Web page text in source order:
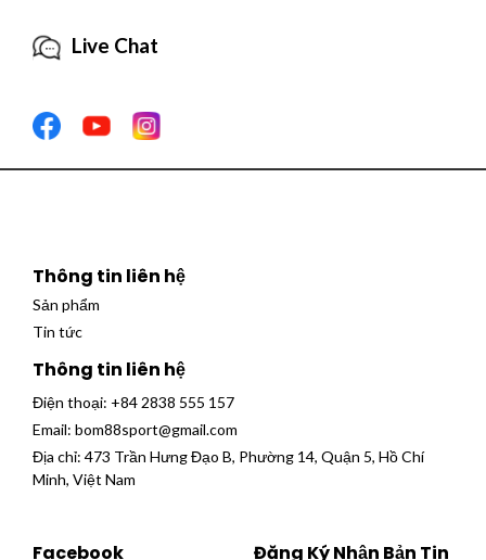
Live Chat
Thông tin liên hệ
Sản phẩm
Tin tức
Thông tin liên hệ
Điện thoại: +84 2838 555 157
Email: bom88sport@gmail.com
Địa chỉ: 473 Trần Hưng Đạo B, Phường 14, Quận 5, Hồ Chí
Minh, Việt Nam
Facebook Đăng Ký Nhận Bản Tin